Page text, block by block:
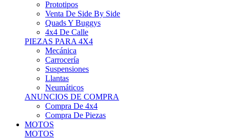
Quads Y Buggys
4x4 De Calle
PIEZAS PARA 4X4
Mecánica
Carrocería
Suspensiones
Llantas
Neumáticos
ANUNCIOS DE COMPRA
Compra De 4x4
Compra De Piezas
MOTOS
MOTOS
Motos De Circuito